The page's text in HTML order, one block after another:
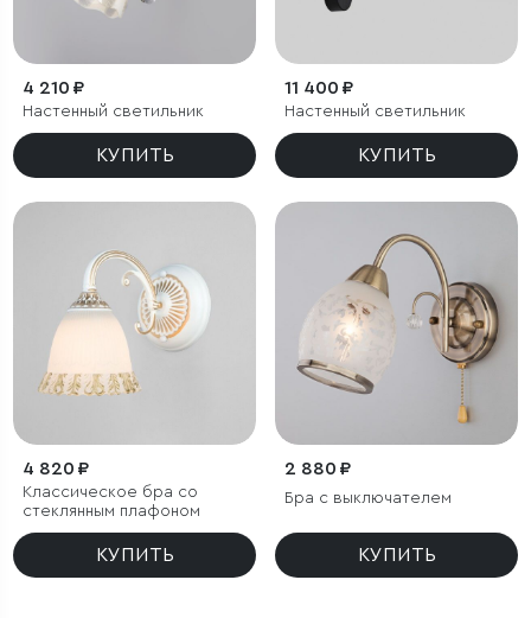
4 210 ₽
Настенный светильник
КУПИТЬ
11 400 ₽
Настенный светильник
КУПИТЬ
4 820 ₽
Классическое бра со
стеклянным плафоном
КУПИТЬ
2 880 ₽
Бра с выключателем
КУПИТЬ